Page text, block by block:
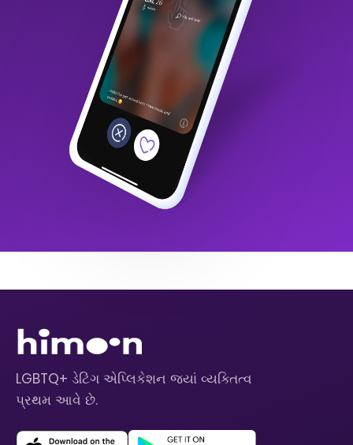
LGBTQ+ ડેટિંગ એપ્લિકેશન જ્યાં વ્યક્તિત્વ
પ્રથમ આવે છે.